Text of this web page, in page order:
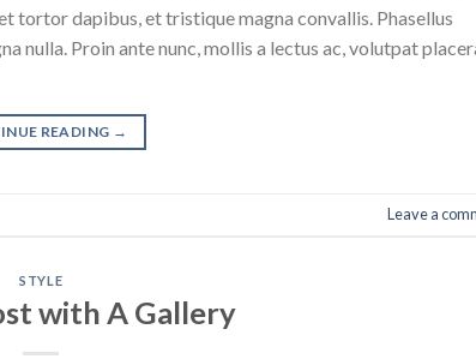
tortor dapibus, et tristique magna convallis. Phasellus
nulla. Proin ante nunc, mollis a lectus ac, volutpat
READING →
Leave a
STYLE
with A Gallery